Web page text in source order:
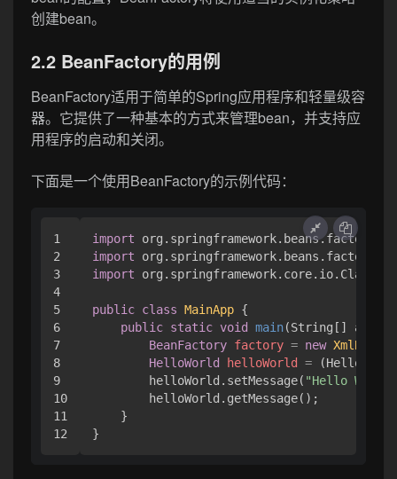
创建bean。
2.2 BeanFactory的用例
BeanFactory适用于简单的Spring应用程序和轻量级容
器。它提供了一种基本的方式来管理bean，并支持应
用程序的启动和关闭。
下面是一个使用BeanFactory的示例代码：
1
2
3
4
5
6
7
8
9
10
11
import
import
import
public class MainApp {
public static void main(String[] args)
BeanFactory factory = new
HelloWorld
helloWorld =
        helloWorld.setMessage(
"Hello
        helloWorld.getMessage();
    }